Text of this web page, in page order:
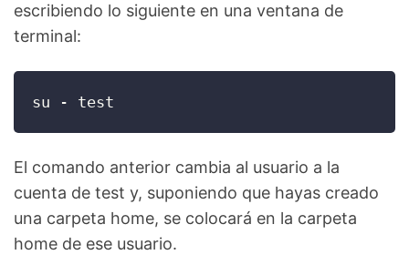
escribiendo lo siguiente en una ventana de
terminal:
su - test
El comando anterior cambia al usuario a la
cuenta de test y, suponiendo que hayas creado
una carpeta home, se colocará en la carpeta
home de ese usuario.